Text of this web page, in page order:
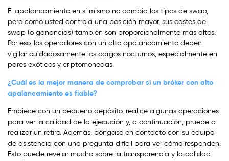
El apalancamiento en sí mismo no cambia los tipos de swap,
pero como usted controla una posición mayor, sus costes de
swap (o ganancias) también son proporcionalmente más altos.
Por eso, los operadores con un alto apalancamiento deben
vigilar cuidadosamente los cargos nocturnos, especialmente en
pares exóticos y criptomonedas.
¿Cuál es la mejor manera de comprobar si un bróker con alto
apalancamiento es fiable?
Empiece con un pequeño depósito, realice algunas operaciones
para ver la calidad de la ejecución y, a continuación, pruebe a
realizar un retiro. Además, póngase en contacto con su equipo
de asistencia con una pregunta difícil para ver cómo responden.
Esto puede revelar mucho sobre la transparencia y la calidad